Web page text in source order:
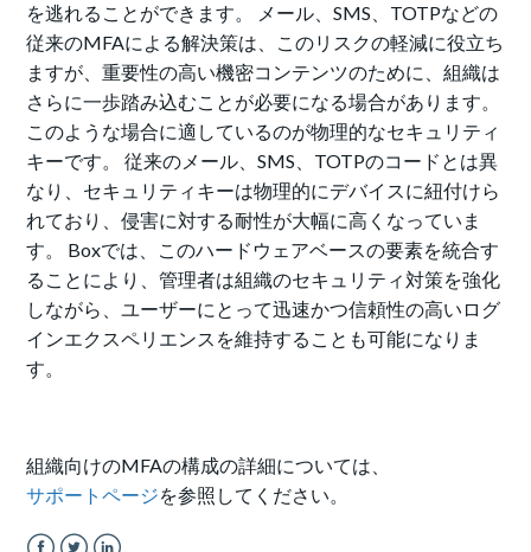
を逃れることができます。 メール、SMS、TOTPなどの
従来のMFAによる解決策は、このリスクの軽減に役立ち
ますが、重要性の高い機密コンテンツのために、組織は
さらに一歩踏み込むことが必要になる場合があります。
このような場合に適しているのが物理的なセキュリティ
キーです。 従来のメール、SMS、TOTPのコードとは異
なり、セキュリティキーは物理的にデバイスに紐付けら
れており、侵害に対する耐性が大幅に高くなっていま
す。 Boxでは、このハードウェアベースの要素を統合す
ることにより、管理者は組織のセキュリティ対策を強化
しながら、ユーザーにとって迅速かつ信頼性の高いログ
インエクスペリエンスを維持することも可能になりま
す。
組織向けのMFAの構成の詳細については、
サポートページを参照してください。